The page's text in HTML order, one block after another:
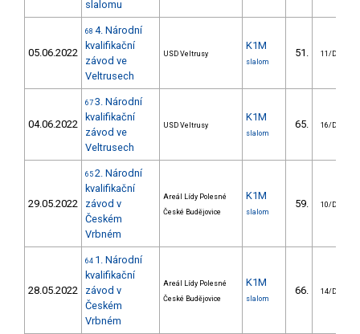
slalomu
05.06.2022
68 4. Národní
kvalifikační
závod ve
Veltrusech
USD Veltrusy
K1M
slalom
51. 11/DM
04.06.2022
67 3. Národní
kvalifikační
závod ve
Veltrusech
USD Veltrusy
K1M
slalom
65. 16/DM
29.05.2022
65 2. Národní
kvalifikační
závod v
Českém
Vrbném
Areál Lídy Polesné
České Budějovice
K1M
slalom
59. 10/DM
28.05.2022
64 1. Národní
kvalifikační
závod v
Českém
Vrbném
Areál Lídy Polesné
České Budějovice
K1M
slalom
66. 14/DM